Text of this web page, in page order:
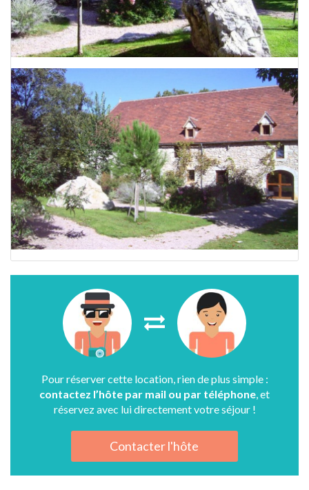
Pour réserver cette location, rien de plus simple :
contactez l’hôte par mail ou par téléphone , et
réservez avec lui directement votre séjour !
Contacter l'hôte